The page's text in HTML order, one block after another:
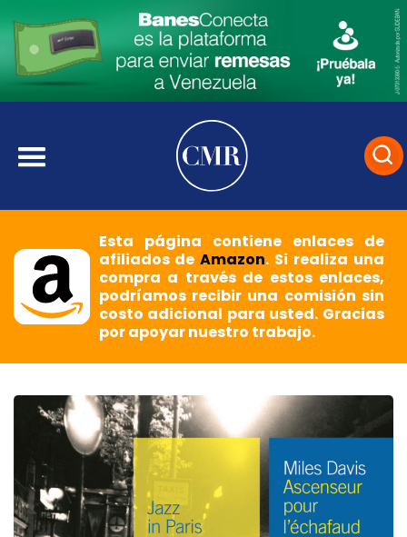
Esta página contiene enlaces de
afiliados deAmazon. Si realiza una
compra a través de estos enlaces,
podríamos recibir una comisión sin
costo adicional para usted. Gracias
por apoyar nuestro trabajo.